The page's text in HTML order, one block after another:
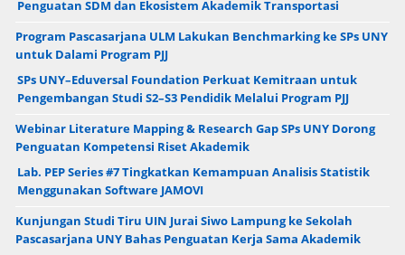
Penguatan SDM dan Ekosistem Akademik Transportasi
Program Pascasarjana ULM Lakukan Benchmarking ke SPs UNY
untuk Dalami Program PJJ
SPs UNY–Eduversal Foundation Perkuat Kemitraan untuk
Pengembangan Studi S2–S3 Pendidik Melalui Program PJJ
Webinar Literature Mapping & Research Gap SPs UNY Dorong
Penguatan Kompetensi Riset Akademik
Lab. PEP Series #7 Tingkatkan Kemampuan Analisis Statistik
Menggunakan Software JAMOVI
Kunjungan Studi Tiru UIN Jurai Siwo Lampung ke Sekolah
Pascasarjana UNY Bahas Penguatan Kerja Sama Akademik